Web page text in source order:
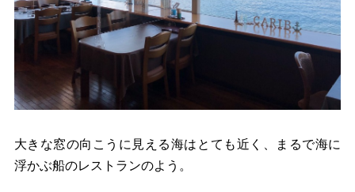
大きな窓の向こうに見える海はとても近く、まるで海に
浮かぶ船のレストランのよう。